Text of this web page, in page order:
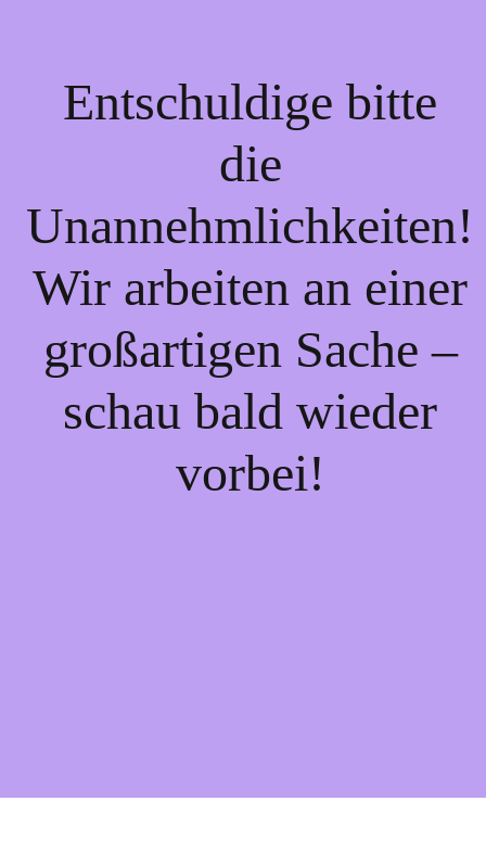
Entschuldige bitte
die
Unannehmlichkeiten!
Wir arbeiten an einer
großartigen Sache –
schau bald wieder
vorbei!